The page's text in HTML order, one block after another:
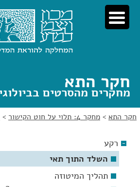
דלג
לתוכן
דלג
לניווט
חקר התא
מחקרים מהסרטים
חקר התא > מחקר 4: תלוי על חוט הקישור >
רקע
השלד התוך תאי
תהליך המיטוזה